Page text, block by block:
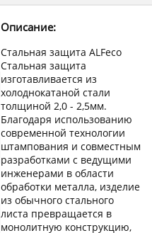
Описание:
Стальная защита ALFeco
Стальная защита
изготавливается из
холоднокатаной стали
толщиной 2,0 - 2,5мм.
Благодаря использованию
современной технологии
штампования и совместным
разработками с ведущими
инженерами в области
обработки металла, изделие
из обычного стального
листа превращается в
монолитную конструкцию,